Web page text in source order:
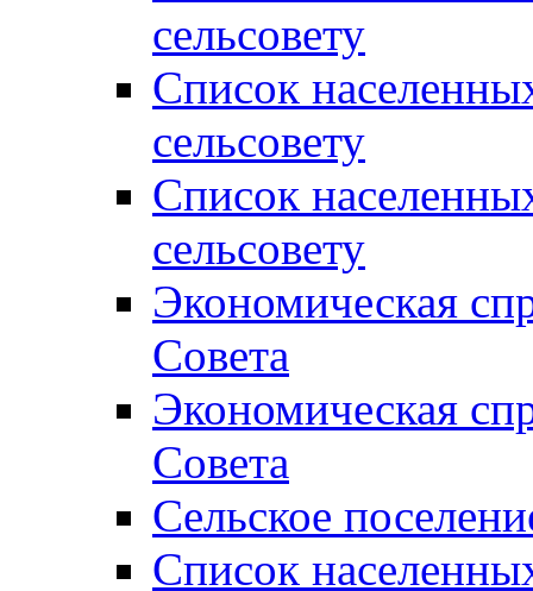
сельсовету
Список
сельсовету
Список
сельсовету
Экономическая
Совета
Экономическая
Совета
Сельское
Список